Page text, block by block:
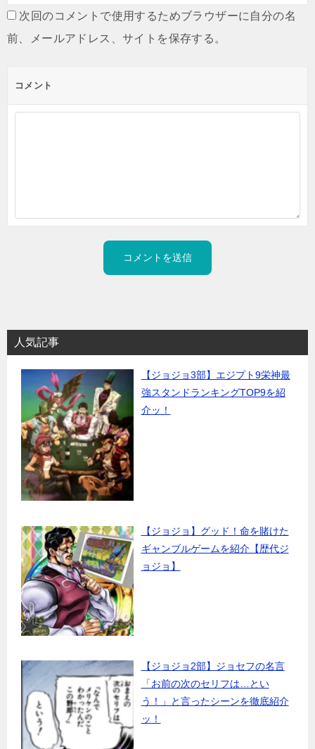
次回のコメントで使用するためブラウザーに自分の名
前、メールアドレス、サイトを保存する。
コメント
人気記事
【ジョジョ3部】エジプト9栄神最
強スタンドランキングTOP9を紹
介ッ！
【ジョジョ】グッド！命を賭けた
ギャンブルゲームを紹介【歴代ジ
ョジョ】
【ジョジョ2部】ジョセフの名言
「お前の次のセリフは…とい
う！」と言ったシーンを徹底紹介
ッ！